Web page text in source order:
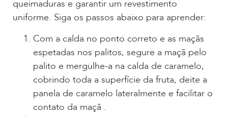
queimaduras e garantir um revestimento
uniforme. Siga os passos abaixo para aprender:
Com a calda no ponto correto e as maçãs
espetadas nos palitos, segure a maçã pelo
palito e mergulhe-a na calda de caramelo,
cobrindo toda a superfície da fruta, deite a
panela de caramelo lateralmente e facilitar o
contato da maçã .